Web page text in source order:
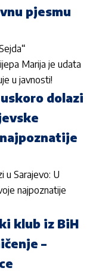
pjesmu
Marija je udata
u javnosti!
dolazi
u Sarajevo: U
najpoznatije
klub iz BiH
–